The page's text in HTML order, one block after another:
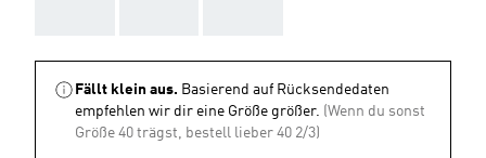
Fällt klein aus. Basierend auf Rücksendedaten
empfehlen wir dir eine Größe größer. (Wenn du sonst
Größe 40 trägst, bestell lieber 40 2/3)